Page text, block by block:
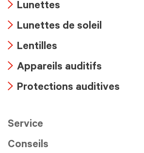
icon
Lunettes
icon
Lunettes de soleil
icon
Lentilles
icon
Appareils auditifs
Protections auditives
Service
Conseils